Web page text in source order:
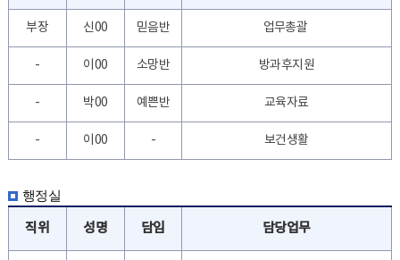
부장 신00 믿음반 업무총괄
- 이00 소망반 방과후지원
- 박00 예쁜반 교육자료
- 이00 - 보건생활
행정실
직위 성명 담임 담당업무